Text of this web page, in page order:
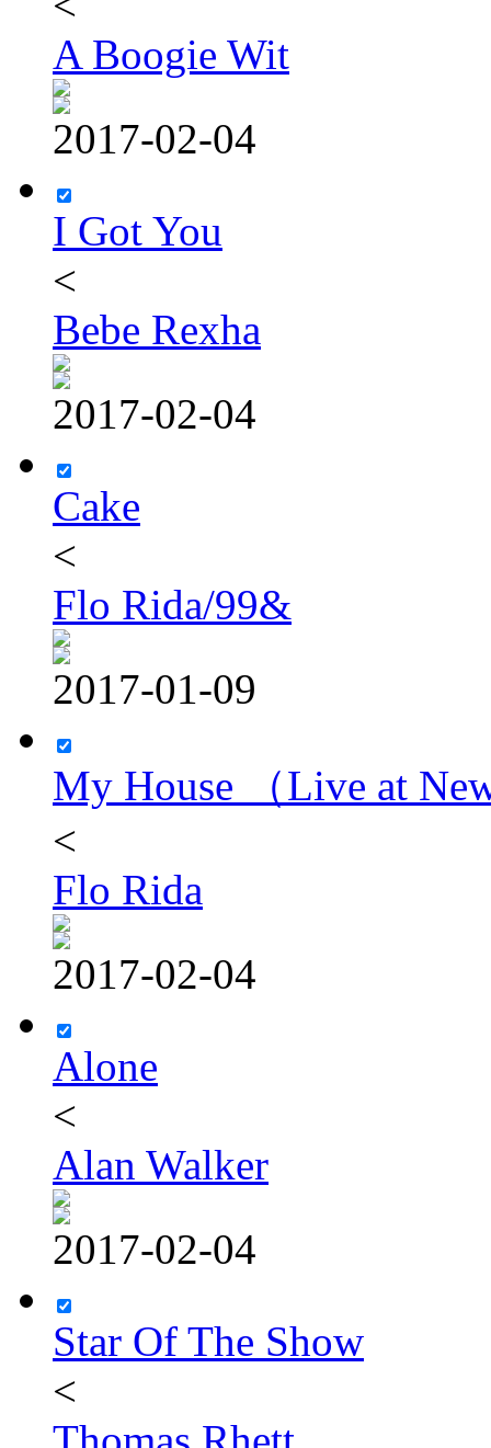
A Boogie Wit
2017-02-04
I Got You
<
Bebe Rexha
2017-02-04
Cake
<
Flo Rida/99&
2017-01-09
My House （Live at
<
Flo Rida
2017-02-04
Alone
<
Alan Walker
2017-02-04
Star Of The Show
<